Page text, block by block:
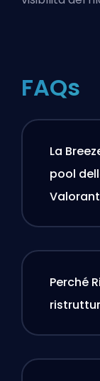
FAQs
La
pool
Perché